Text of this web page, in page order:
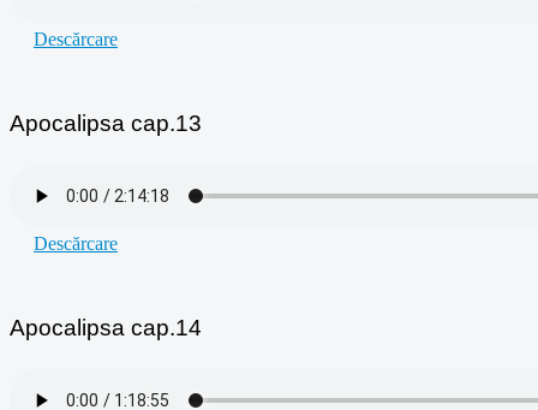
Descărcare
Apocalipsa cap.13
Descărcare
Apocalipsa cap.14